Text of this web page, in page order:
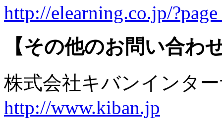
http://elearning.co.jp/
【その他のお問い合わ
株式会社キバンインタ
http://www.kiban.jp